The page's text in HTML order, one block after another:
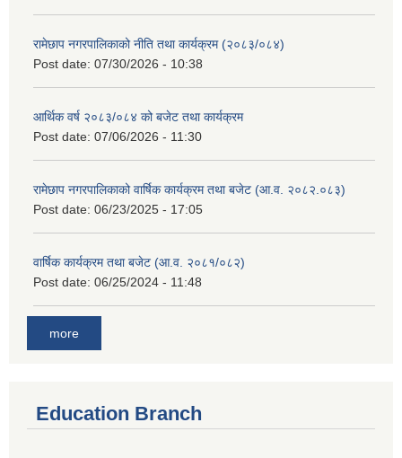
रामेछाप नगरपालिकाको नीति तथा कार्यक्रम (२०८३/०८४)
Post date: 07/30/2026 - 10:38
आर्थिक वर्ष २०८३/०८४ को बजेट तथा कार्यक्रम
Post date: 07/06/2026 - 11:30
रामेछाप नगरपालिकाको वार्षिक कार्यक्रम तथा बजेट (आ.व. २०८२.०८३)
Post date: 06/23/2025 - 17:05
वार्षिक कार्यक्रम तथा बजेट (आ.व. २०८१/०८२)
Post date: 06/25/2024 - 11:48
more
Education Branch